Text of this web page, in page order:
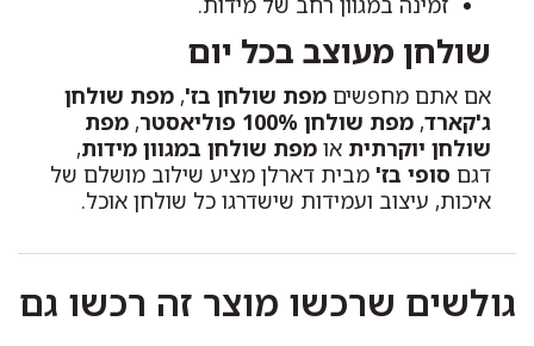
שולחן מעוצב בכל יום
אם אתם מחפשים מפת שולחן בז', מפת שולחן
ג'קארד, מפת שולחן 100% פוליאסטר , מפת
שולחן יוקרתית או מפת שולחן במגוון מידות,
דגם סופי בז' מבית דארלן מציע שילוב מושלם של
איכות, עיצוב ועמידות שישדרגו כל שולחן אוכל.
גולשים שרכשו מוצר זה רכשו גם